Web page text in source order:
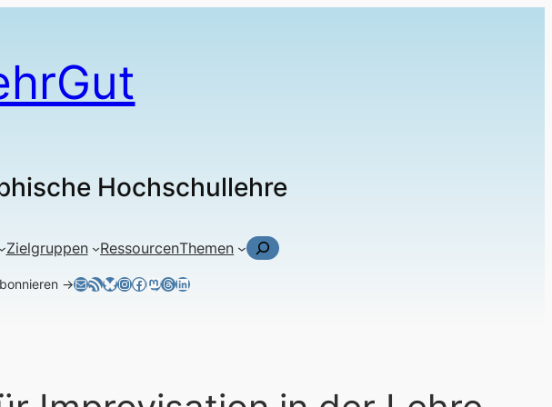
Hochschullehre
Zielgruppen RessourcenThemen Suchen
→E-MailRSS-FeedBluesky
Instagram
Facebook
Mastodon
Threads
LinkedIn